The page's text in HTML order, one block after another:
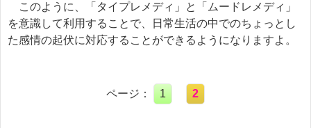
このように、「タイプレメディ」と「ムードレメディ」
を意識して利用することで、日常生活の中でのちょっとし
た感情の起伏に対応することができるようになりますよ。
ページ： 1 2